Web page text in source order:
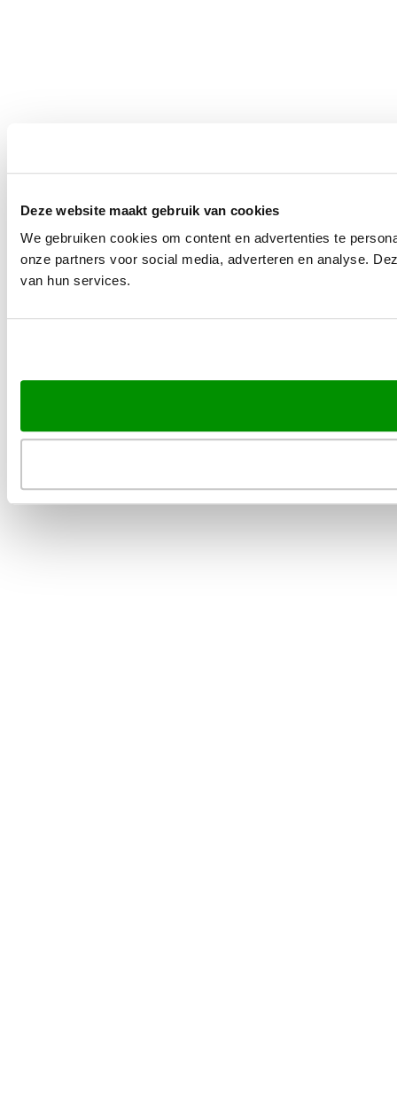
Deze website maakt gebruik van cookies
We gebruiken cookies om content en advertenties te
onze partners voor social media, adverteren en analyse.
van hun services.